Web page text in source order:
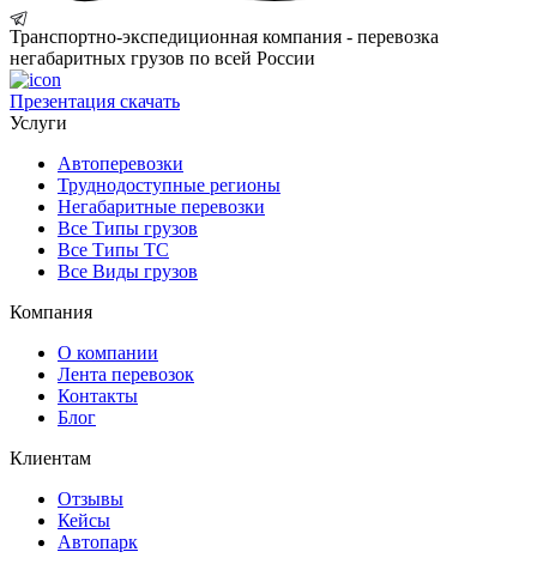
Транспортно-экспедиционная компания - перевозка
негабаритных грузов по всей России
Презентация скачать
Услуги
Автоперевозки
Труднодоступные регионы
Негабаритные перевозки
Все Типы грузов
Все Типы ТС
Все Виды грузов
Компания
О компании
Лента перевозок
Контакты
Блог
Клиентам
Отзывы
Кейсы
Автопарк